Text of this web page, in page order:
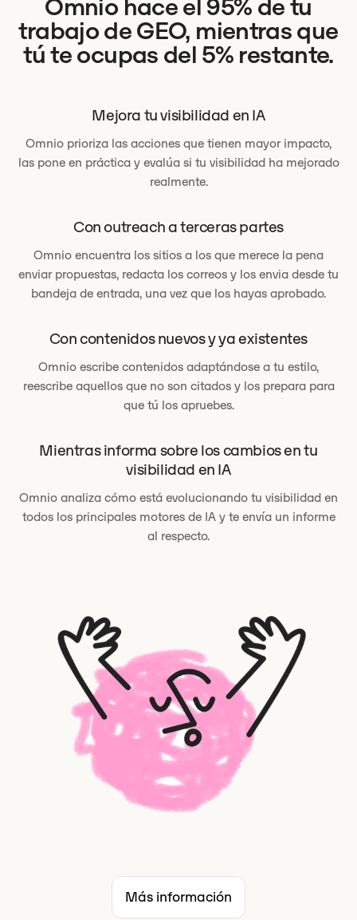
Omnio hace el 95% de tu
trabajo de GEO, mientras que
tú te ocupas del 5% restante.
Mejora tu visibilidad en IA
Omnio prioriza las acciones que tienen mayor impacto,
las pone en práctica y evalúa si tu visibilidad ha mejorado
realmente.
Con outreach a terceras partes
Omnio encuentra los sitios a los que merece la pena
enviar propuestas, redacta los correos y los envia desde tu
bandeja de entrada, una vez que los hayas aprobado.
Con contenidos nuevos y ya existentes
Omnio escribe contenidos adaptándose a tu estilo,
reescribe aquellos que no son citados y los prepara para
que tú los apruebes.
Mientras informa sobre los cambios en tu
visibilidad en IA
Omnio analiza cómo está evolucionando tu visibilidad en
todos los principales motores de IA y te envía un informe
al respecto.
Más información